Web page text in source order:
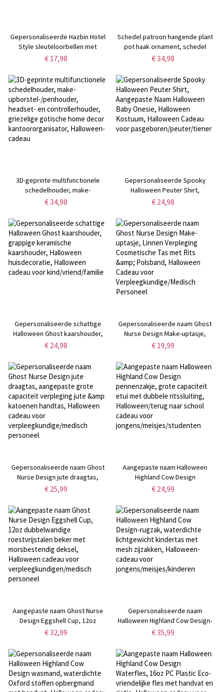
Gepersonaliseerde Hazbin Hotel
Style sleuteloorbellen met
initiële, handgemaakte 2 kleuren
cosplayaccessoires, cadeaus
voor haar/vrienden
€ 17,98
Schedel patroon hangende plant
pot haak ornament, schedel
patroon plant haak, gotische
Halloween cadeau voor gehaakte
liefhebbers
€ 34,98
3D-geprinte multifunctionele
schedelhouder, make-
upborstel-/penhouder, headset-
gotische home decor
kantoororganisator, Halloween-
cadeau
€ 34,98
Gepersonaliseerde Spooky
Halloween Peuter Shirt,
Aangepaste Naam Halloween
Kostuum, Halloween Cadeau voor
pasgeboren/peuter/tiener
€ 24,98
Gepersonaliseerde schattige
Halloween Ghost kaarshouder,
grappige keramische
huisdecoratie, Halloween cadeau
voor kind/vriend/familie
€ 24,98
Gepersonaliseerde naam Ghost
Nurse Design Make-uptasje,
Linnen Verpleging Cosmetische
Halloween Cadeau voor
Verpleegkundige/Medisch
Personeel
€ 19,99
Gepersonaliseerde naam Ghost
Nurse Design jute draagtas,
aangepaste grote capaciteit
handtas, Halloween cadeau voor
verpleegkundige/medisch
personeel
€ 25,99
Aangepaste naam Halloween
Highland Cow Design
pennenzakje, grote capaciteit
Halloween/terug naar school
cadeau voor
jongens/meisjes/studenten
€ 24,99
Aangepaste naam Ghost Nurse
Design Eggshell Cup, 12oz
dubbelwandige roestvrijstalen
deksel, Halloween cadeau voor
verpleegkundigen/medisch
personeel
€ 32,99
Gepersonaliseerde naam
Halloween Highland Cow Design-
rugzak, waterdichte lichtgewicht
Halloween-cadeau voor
jongens/meisjes/kinderen
€ 35,99